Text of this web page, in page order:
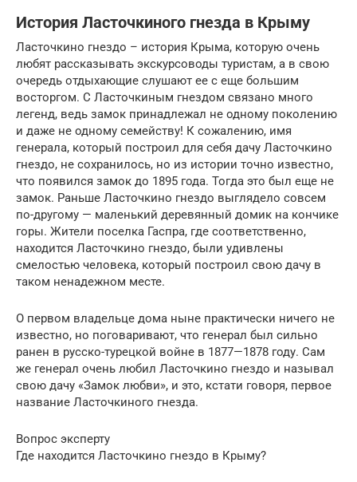
История Ласточкиного гнезда в Крыму
Ласточкино гнездо – история Крыма, которую очень
любят рассказывать экскурсоводы туристам, а в свою
очередь отдыхающие слушают ее с еще большим
восторгом. С Ласточкиным гнездом связано много
легенд, ведь замок принадлежал не одному поколению
и даже не одному семейству! К сожалению, имя
генерала, который построил для себя дачу Ласточкино
гнездо, не сохранилось, но из истории точно известно,
что появился замок до 1895 года. Тогда это был еще не
замок. Раньше Ласточкино гнездо выглядело совсем
по-другому — маленький деревянный домик на кончике
горы. Жители поселка Гаспра, где соответственно,
находится Ласточкино гнездо, были удивлены
смелостью человека, который построил свою дачу в
таком ненадежном месте.
О первом владельце дома ныне практически ничего не
известно, но поговаривают, что генерал был сильно
ранен в русско-турецкой войне в 1877—1878 году. Сам
же генерал очень любил Ласточкино гнездо и называл
свою дачу «Замок любви», и это, кстати говоря, первое
название Ласточкиного гнезда.
Вопрос эксперту
Где находится Ласточкино гнездо в Крыму?